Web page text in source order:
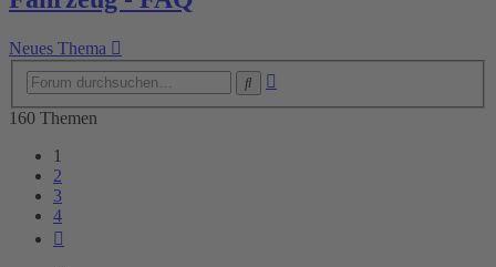
Neues Thema
160 Themen
1
2
3
4